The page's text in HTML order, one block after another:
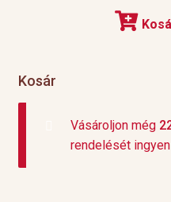
Kosár
Vásároljon még
rendelését